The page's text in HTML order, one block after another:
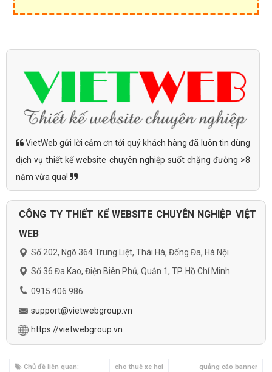
VietWeb gửi lời cảm ơn tới quý khách hàng đã luôn tin dùng
dịch vụ thiết kế website chuyên nghiệp suốt chặng đường >8
năm vừa qua!
CÔNG TY THIẾT KẾ WEBSITE CHUYÊN NGHIỆP VIỆT
WEB
Số 202, Ngõ 364 Trung Liệt, Thái Hà, Đống Đa, Hà Nội
Số 36 Đa Kao, Điện Biên Phủ, Quận 1, TP. Hồ Chí Minh
0915 406 986
support@vietwebgroup.vn
https://vietwebgroup.vn
Chủ đề liên quan: cho thuê xe hơi quảng cáo banner